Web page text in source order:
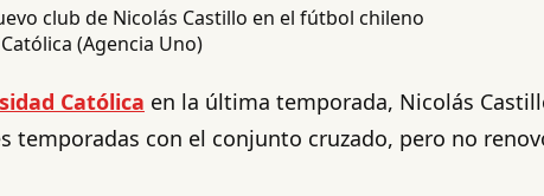
(Agencia Uno)
Católica en la última temporada, Nicolás
temporadas con el conjunto cruzado, pero no